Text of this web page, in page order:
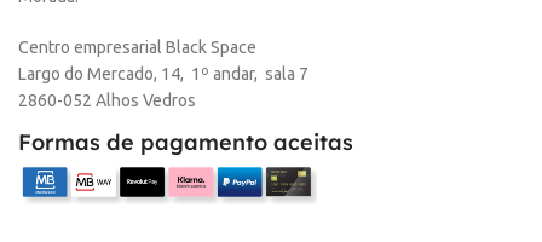
Centro empresarial Black Space
Largo do Mercado, 14, 1º andar, sala 7
2860-052 Alhos Vedros
Formas de pagamento aceitas